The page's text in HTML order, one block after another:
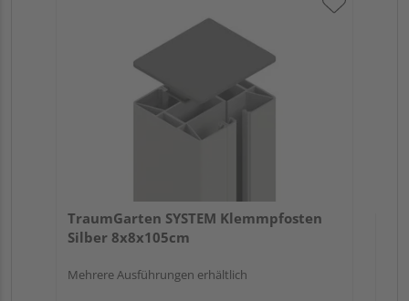
TraumGarten SYSTEM Klemmpfosten
Silber 8x8x105cm
Mehrere Ausführungen erhältlich